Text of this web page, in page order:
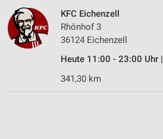
KFC Eichenzell
Rhönhof 3
36124 Eichenzell
Heute 11:00 - 23:00 Uhr |
341,30 km